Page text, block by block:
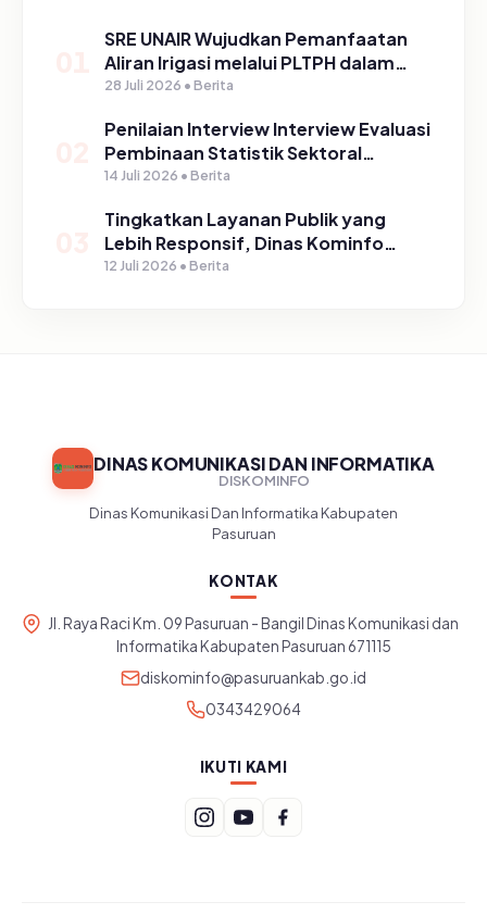
SRE UNAIR Wujudkan Pemanfaatan
Aliran Irigasi melalui PLTPH dalam
Program TIRTA PELITA di Desa
28 Juli 2026 • Berita
Penilaian Interview Interview Evaluasi
Pembinaan Statistik Sektoral
Kabupaten Pasuruan
14 Juli 2026 • Berita
Tingkatkan Layanan Publik yang
Lebih Responsif, Dinas Kominfo
Gelar Sosialisasi SP4N Lapor di
12 Juli 2026 • Berita
DINAS KOMUNIKASI DAN INFORMATIKA
DISKOMINFO
Dinas Komunikasi Dan Informatika Kabupaten
Pasuruan
KONTAK
Jl. Raya Raci Km. 09 Pasuruan - Bangil Dinas Komunikasi dan
Informatika Kabupaten Pasuruan 671115
diskominfo@pasuruankab.go.id
0343429064
IKUTI KAMI